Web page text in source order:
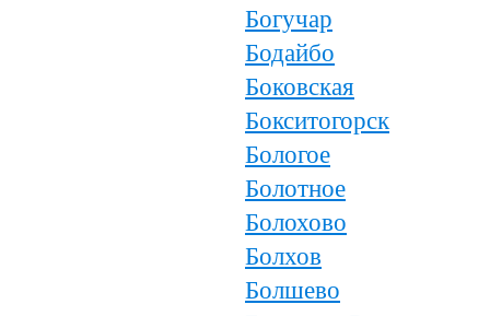
Богучар
Бодайбо
Боковская
Бокситогорск
Бологое
Болотное
Болохово
Болхов
Болшево